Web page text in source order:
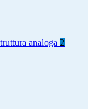
analoga 2